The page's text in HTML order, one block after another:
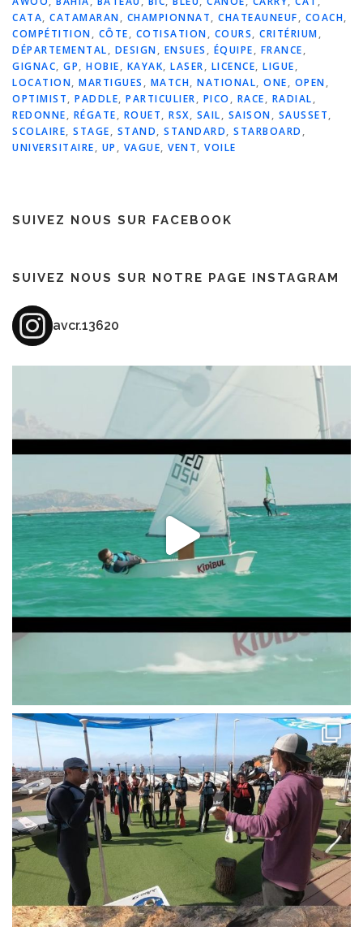
CATA, CATAMARAN, CHAMPIONNAT, CHATEAUNEUF, COACH,
COMPÉTITION, CÔTE, COTISATION, COURS, CRITÉRIUM,
DÉPARTEMENTAL, DESIGN, ENSUES , ÉQUIPE, FRANCE,
GIGNAC, GP, HOBIE, KAYAK, LASER, LICENCE, LIGUE,
LOCATION, MARTIGUES , MATCH, NATIONAL, ONE, OPEN,
OPTIMIST, PADDLE, PARTICULIER, PICO , RACE, RADIAL,
REDONNE, RÉGATE, ROUET, RSX, SAIL, SAISON, SAUSSET,
SCOLAIRE, STAGE, STAND, STANDARD, STARBOARD ,
UNIVERSITAIRE, UP , VAGUE, VENT, VOILE
SUIVEZ NOUS SUR FACEBOOK
SUIVEZ NOUS SUR NOTRE PAGE INSTAGRAM
avcr.13620